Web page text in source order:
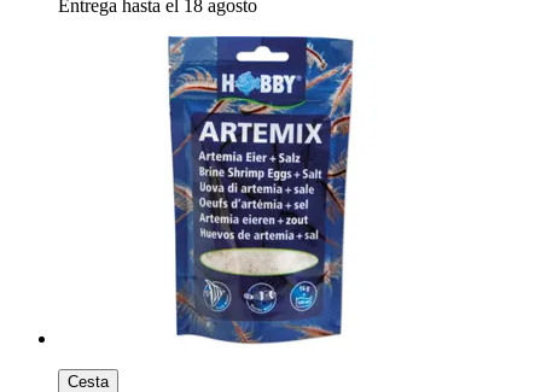
Entrega hasta el 18 agosto
Cesta